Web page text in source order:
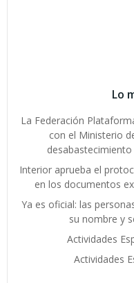
Lo
La Federación
con el Ministerio
Interior aprueba el
en los documentos
Ya es oficial: las
su nombre y
Actividades
Actividades